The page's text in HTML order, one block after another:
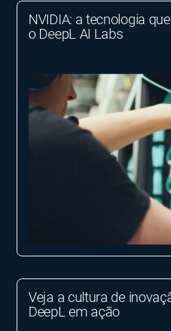
NVIDIA: a tecnologia
o DeepL AI Labs
Veja a cultura de
DeepL em ação